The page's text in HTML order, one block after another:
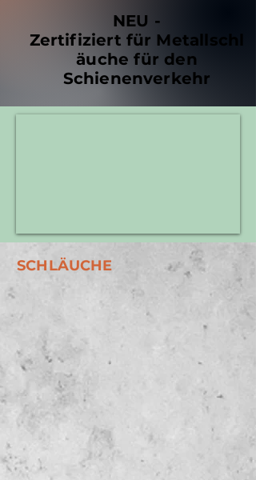
NEU -
Zertifiziert für Metallschl
äuche für den
Schienenverkehr
SCHLÄUCHE
PTFE | PFA